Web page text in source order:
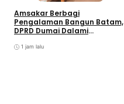
Amsakar Berbagi
Pengalaman Bangun Batam,
DPRD Dumai Dalami
1 jam lalu